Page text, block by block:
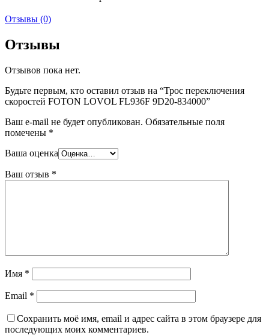
Отзывы (0)
Отзывы
Отзывов пока нет.
Будьте первым, кто оставил отзыв на “Трос переключения
скоростей FOTON LOVOL FL936F 9D20-834000”
Ваш e-mail не будет опубликован. Обязательные поля
помечены *
Ваша оценка
Ваш отзыв *
Имя *
Email *
Сохранить моё имя, email и адрес сайта в этом браузере для
последующих моих комментариев.